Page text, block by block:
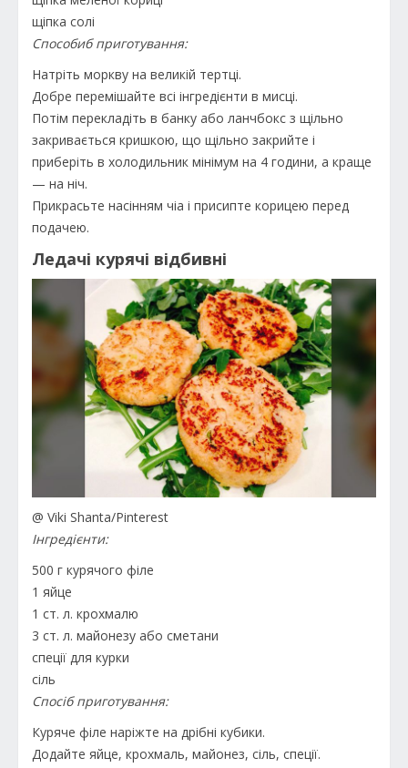
щіпка солі
Способиб приготування:
Натріть моркву на великій тертці.
Добре перемішайте всі інгредієнти в мисці.
Потім перекладіть в банку або ланчбокс з щільно
закривається кришкою, що щільно закрийте і
приберіть в холодильник мінімум на 4 години, а краще
— на ніч.
Прикрасьте насінням чіа і присипте корицею перед
подачею.
Ледачі курячі відбивні
@ Viki Shanta/Pinterest
Інгредієнти:
500 г курячого філе
1 яйце
1 ст. л. крохмалю
3 ст. л. майонезу або сметани
спеції для курки
сіль
Спосіб приготування:
Куряче філе наріжте на дрібні кубики.
Додайте яйце, крохмаль, майонез, сіль, спеції.